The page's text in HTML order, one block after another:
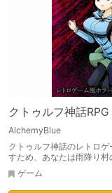
クトゥルフ神話
AlchemyBlue
クトゥルフ神話のレトロ
すため、あなたは雨降り村
ゲーム